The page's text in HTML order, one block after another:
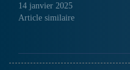
14 janvier 2025
Article similaire